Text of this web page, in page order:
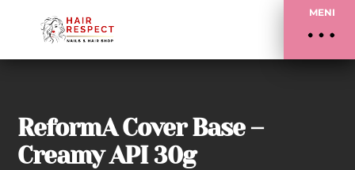
MENI
ReformA Cover Base –
Creamy API 30g